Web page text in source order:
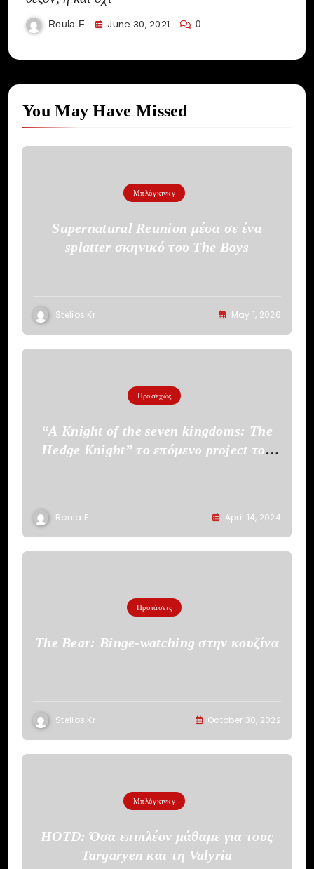
Roula F June 30, 2021 0
You May Have Missed
Μπλόγκινκγ
Supernatural Reunion μέσα σε ένα
splatter σκηνικό του The Boys
Stelios Kr May 1, 2026
Προσεχώς
“A Knight of the seven kingdoms: The
Hedge Knight” το επόμενο project του
Roula F April 14, 2024
Προτάσεις
The Bear: Binge-watching στην κουζίνα
Stelios Kr October 30, 2022
Μπλόγκινκγ
HOTD: Όσα επιπλέον μάθαμε για τους
Targaryen και τη Valyria